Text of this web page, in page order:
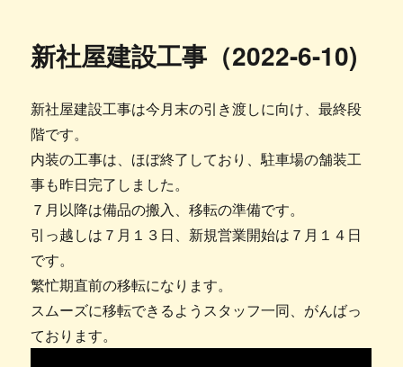
新社屋建設工事（2022-6-10)
新社屋建設工事は今月末の引き渡しに向け、最終段
階です。
内装の工事は、ほぼ終了しており、駐車場の舗装工
事も昨日完了しました。
７月以降は備品の搬入、移転の準備です。
引っ越しは７月１３日、新規営業開始は７月１４日
です。
繁忙期直前の移転になります。
スムーズに移転できるようスタッフ一同、がんばっ
ております。